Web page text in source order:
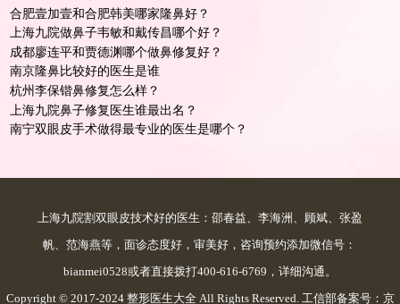
合肥壹加壹和合肥韩美哪家隆鼻好？
上海九院做鼻子韦敏和戴传昌哪个好？
成都廖连平和贾德渊哪个做鼻修复好？
南京隆鼻比较好的医生是谁
杭州李保锴鼻修复怎么样？
上海九院鼻子修复医生谁最出名？
南宁双眼皮手术做得最专业的医生是哪个？
上海九院割双眼皮技术好的医生：邵春益、李海洲、顾斌、张盈
帆、范海燕等，面诊态度好，审美好，咨询预约添加微信号：
bianmei0528或者直接拨打400-616-6769，详细沟通。
Copyright © 2017-2024 整形医生大全 All Rights Reserved. 工信部备案号： 京